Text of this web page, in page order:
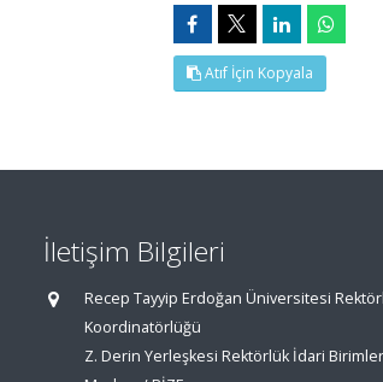
Atıf İçin Kopyala
İletişim Bilgileri
Recep Tayyip Erdoğan Üniversitesi
Koordinatörlüğü
Z. Derin Yerleşkesi Rektörlük İdari Birimler